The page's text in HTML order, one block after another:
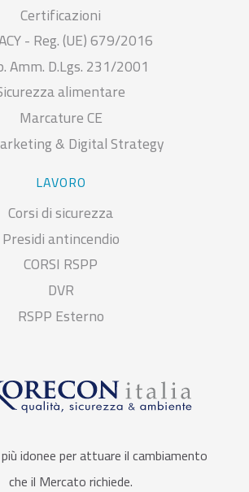
Certificazioni
- Reg. (UE) 679/2016
Amm. D.Lgs. 231/2001
alimentare
Marcature CE
& Digital Strategy
LAVORO
Corsi di sicurezza
Presidi antincendio
CORSI RSPP
DVR
RSPP Esterno
idonee per attuare il cambiamento
che il Mercato richiede.